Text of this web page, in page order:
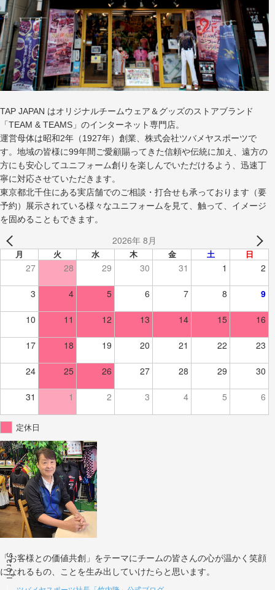
Scroll
TAP JAPAN はオリジナルチームウェア＆グッズのストアブランド
「TEAM & TEAMS」のインターネット専門店。
運営母体は昭和2年（1927年）創業、株式会社ツバメヤスポーツで
す。地域の皆様に99年間ご愛顧賜ってきた信頼や伝統に加え、遠方の
方にも安心してユニフォーム創りを楽しんでいただけるよう、迅速丁
寧に対応させていただきます。
東京都北千住にある実店舗でのご相談・打合せも承っております（要
予約）展示されている様々なユニフォームを見て、触って、イメージ
を固めることもできます。
2026年 8月
月 火 水 木 金 土 日
27 28 29 30 31 1 2
3 4 5 6 7 8 9
10 11 12 13 14 15 16
17 18 19 20 21 22 23
24 25 26 27 28 29 30
31 1 2 3 4 5 6
定休日
「お客様との価値共創」をテーマにチームの皆さんの心が温かく笑顔
になれるもの、ことを生み出していけたらと思います。